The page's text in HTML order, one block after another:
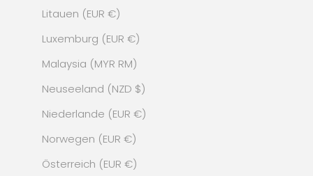
Litauen (EUR €)
Luxemburg (EUR €)
Malaysia (MYR RM)
Neuseeland (NZD $)
Niederlande (EUR €)
Norwegen (EUR €)
Österreich (EUR €)